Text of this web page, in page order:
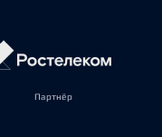
Партнёр